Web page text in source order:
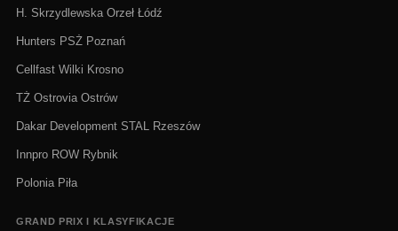
H. Skrzydlewska Orzeł Łódź
Hunters PSŻ Poznań
Cellfast Wilki Krosno
TŻ Ostrovia Ostrów
Dakar Development STAL Rzeszów
Innpro ROW Rybnik
Polonia Piła
GRAND PRIX I KLASYFIKACJE